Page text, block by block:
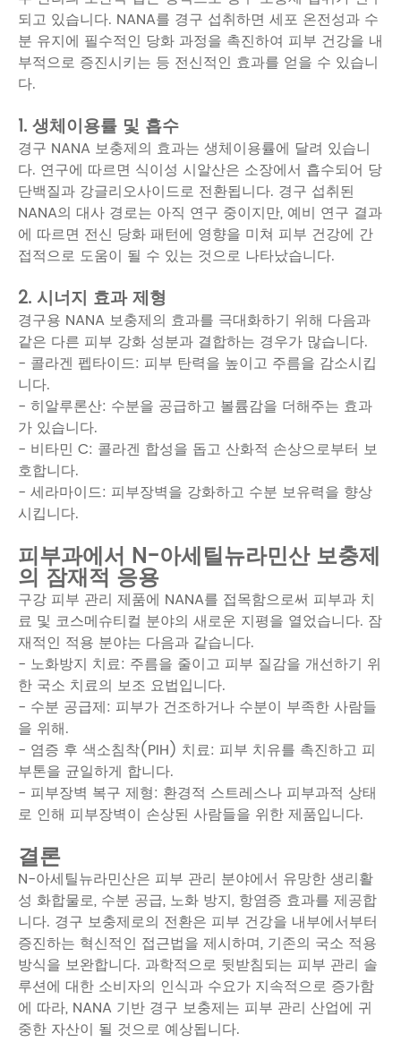
되고 있습니다. NANA를 경구 섭취하면 세포 온전성과 수
분 유지에 필수적인 당화 과정을 촉진하여 피부 건강을 내
부적으로 증진시키는 등 전신적인 효과를 얻을 수 있습니
다.
1. 생체이용률 및 흡수
경구 NANA 보충제의 효과는 생체이용률에 달려 있습니
다. 연구에 따르면 식이성 시알산은 소장에서 흡수되어 당
단백질과 강글리오사이드로 전환됩니다. 경구 섭취된
NANA의 대사 경로는 아직 연구 중이지만, 예비 연구 결과
에 따르면 전신 당화 패턴에 영향을 미쳐 피부 건강에 간
접적으로 도움이 될 수 있는 것으로 나타났습니다.
2. 시너지 효과 제형
경구용 NANA 보충제의 효과를 극대화하기 위해 다음과
같은 다른 피부 강화 성분과 결합하는 경우가 많습니다.
- 콜라겐 펩타이드: 피부 탄력을 높이고 주름을 감소시킵
니다.
- 히알루론산: 수분을 공급하고 볼륨감을 더해주는 효과
가 있습니다.
- 비타민 C: 콜라겐 합성을 돕고 산화적 손상으로부터 보
호합니다.
- 세라마이드: 피부장벽을 강화하고 수분 보유력을 향상
시킵니다.
피부과에서 N-아세틸뉴라민산 보충제
의 잠재적 응용
구강 피부 관리 제품에 NANA를 접목함으로써 피부과 치
료 및 코스메슈티컬 분야의 새로운 지평을 열었습니다. 잠
재적인 적용 분야는 다음과 같습니다.
- 노화방지 치료: 주름을 줄이고 피부 질감을 개선하기 위
한 국소 치료의 보조 요법입니다.
- 수분 공급제: 피부가 건조하거나 수분이 부족한 사람들
을 위해.
- 염증 후 색소침착(PIH) 치료: 피부 치유를 촉진하고 피
부톤을 균일하게 합니다.
- 피부장벽 복구 제형: 환경적 스트레스나 피부과적 상태
로 인해 피부장벽이 손상된 사람들을 위한 제품입니다.
결론
N-아세틸뉴라민산은 피부 관리 분야에서 유망한 생리활
성 화합물로, 수분 공급, 노화 방지, 항염증 효과를 제공합
니다. 경구 보충제로의 전환은 피부 건강을 내부에서부터
증진하는 혁신적인 접근법을 제시하며, 기존의 국소 적용
방식을 보완합니다. 과학적으로 뒷받침되는 피부 관리 솔
루션에 대한 소비자의 인식과 수요가 지속적으로 증가함
에 따라, NANA 기반 경구 보충제는 피부 관리 산업에 귀
중한 자산이 될 것으로 예상됩니다.